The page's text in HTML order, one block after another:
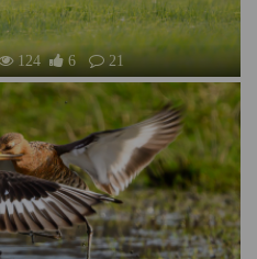
124 6 21